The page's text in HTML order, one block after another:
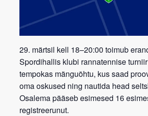
29. märtsil kell 18–20:00 toimub
Spordihallis klubi rannatennise
tempokas mänguõhtu, kus saad
oma oskused ning nautida head
Osalema pääseb esimesed 16
registreerunut.